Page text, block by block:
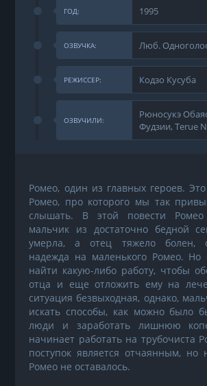
ГОД: 1995
ОЗВУЧКА: Люб.
РЕЖИССЕР: Кодзо Кусуба
ОЗВУЧИЛИ:
Рюносукэ
Фудзии, Terue
Ромео, один из главных героев.
Ромео, про которого мы так
слышать. В этой повести
мальчик из достаточно бедной
умерла, а отец тяжело болен,
надежда на маленького Ромео. Но
найти какую-либо работу, чтобы
отца и еще отложить ему на
ситуация безвыходная, однако,
искать способы, как можно было
люди и заработать лишнюю
начинает работать на трубочиста
поступок является отчаянным, но
Ромео не оставалось.